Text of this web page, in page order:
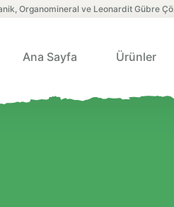
Organomineral ve Leonardit Gübre
Ana Sayfa Ürünler